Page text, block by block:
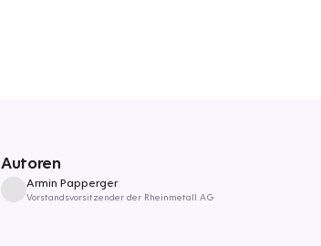
Autoren
Armin Papperger
Vorstandsvorsitzender der Rheinmetall AG